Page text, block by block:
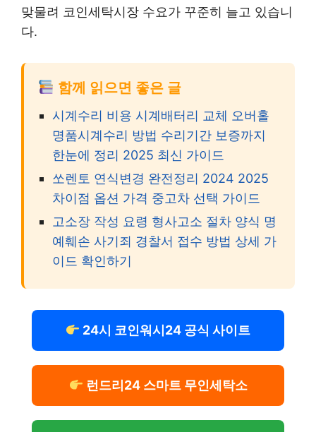
맞물려 코인세탁시장 수요가 꾸준히 늘고 있습니
다.
함께 읽으면 좋은 글
시계수리 비용 시계배터리 교체 오버홀
명품시계수리 방법 수리기간 보증까지
한눈에 정리 2025 최신 가이드
쏘렌토 연식변경 완전정리 2024 2025
차이점 옵션 가격 중고차 선택 가이드
고소장 작성 요령 형사고소 절차 양식 명
예훼손 사기죄 경찰서 접수 방법 상세 가
이드 확인하기
24시 코인워시24 공식 사이트
런드리24 스마트 무인세탁소